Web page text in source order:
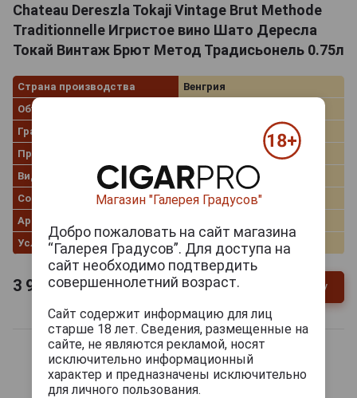
Chateau Dereszla Tokaji Vintage Brut Methode
Traditionnelle Игристое вино Шато Дересла
Токай Винтаж Брют Метод Традисьонель 0.75л
Страна производства
Венгрия
Объём
Градус
Производитель
Chateau Dereszla
Вид вина
Белое сухое
Сорт винограда
Фурминт
Артикул
Условия продаж
Только самовывоз
3 999руб. - + В заявку
Магазин "Галерея Градусов"
Добро пожаловать на сайт магазина
“Галерея Градусов”. Для доступа на
сайт необходимо подтвердить
совершеннолетний возраст.
Сайт содержит информацию для лиц
старше 18 лет. Сведения, размещенные на
сайте, не являются рекламой, носят
исключительно информационный
характер и предназначены исключительно
для личного пользования.